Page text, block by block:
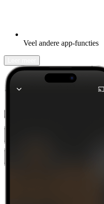
Veel andere app-functies